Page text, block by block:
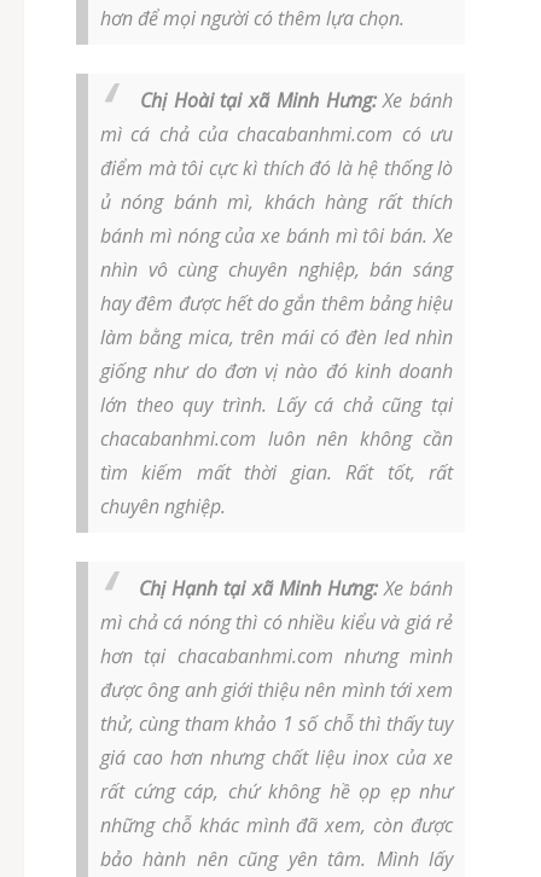
hơn để mọi người có thêm lựa chọn.
Chị Hoài tại xã Minh Hưng:Xe bánh
mì cá chả của chacabanhmi.com có ưu
điểm mà tôi cực kì thích đó là hệ thống lò
ủ nóng bánh mì, khách hàng rất thích
bánh mì nóng của xe bánh mì tôi bán. Xe
nhìn vô cùng chuyên nghiệp, bán sáng
hay đêm được hết do gắn thêm bảng hiệu
làm bằng mica, trên mái có đèn led nhìn
giống như do đơn vị nào đó kinh doanh
lớn theo quy trình. Lấy cá chả cũng tại
chacabanhmi.com luôn nên không cần
tìm kiếm mất thời gian. Rất tốt, rất
chuyên nghiệp.
Chị Hạnh tại xã Minh Hưng:Xe bánh
mì chả cá nóng thì có nhiều kiểu và giá rẻ
hơn tại chacabanhmi.com nhưng mình
được ông anh giới thiệu nên mình tới xem
thử, cùng tham khảo 1 số chỗ thì thấy tuy
giá cao hơn nhưng chất liệu inox của xe
rất cứng cáp, chứ không hề ọp ẹp như
những chỗ khác mình đã xem, còn được
bảo hành nên cũng yên tâm. Mình lấy